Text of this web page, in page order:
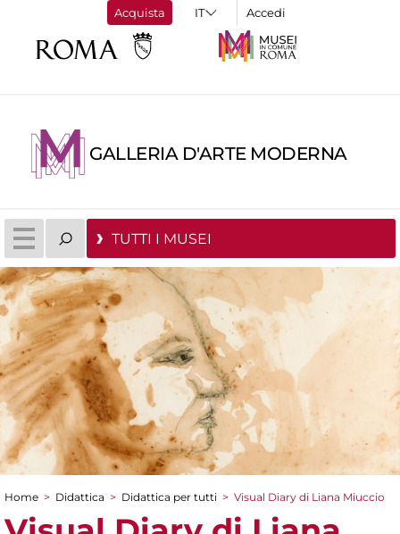
Acquista Accedi
GALLERIA D'ARTE MODERNA
TUTTI I MUSEI
Tu sei qui
Home > Didattica > Didattica per tutti > Visual Diary di Liana Miuccio